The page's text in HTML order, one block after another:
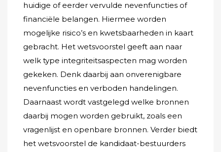
huidige of eerder vervulde nevenfuncties of
financiële belangen. Hiermee worden
mogelijke risico’s en kwetsbaarheden in kaart
gebracht. Het wetsvoorstel geeft aan naar
welk type integriteitsaspecten mag worden
gekeken. Denk daarbij aan onverenigbare
nevenfuncties en verboden handelingen.
Daarnaast wordt vastgelegd welke bronnen
daarbij mogen worden gebruikt, zoals een
vragenlijst en openbare bronnen. Verder biedt
het wetsvoorstel de kandidaat-bestuurders